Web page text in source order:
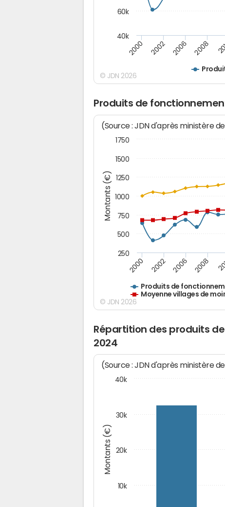
2000 2002 2006 2008
40k
60k
© JDN 2026
Produits de
Montants (€)
(Source : JDN d'après ministère
Produits de
Moyenne villages de
2000 2002 2006 2008
250
500
750
1000
1250
1500
1750
© JDN 2026
Répartition des produits
2024
Montants (€)
(Source : JDN d'après ministère
10k
20k
30k
40k